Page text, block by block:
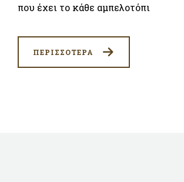
που έχει το κάθε αμπελοτόπι
ΠΕΡΙΣΣΟΤΕΡΑ